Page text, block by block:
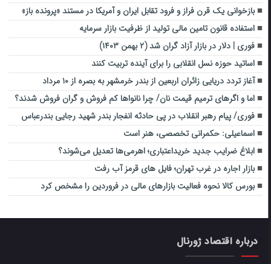
بازخوانی یک قرن فراز و فرود تقابل ایران و آمریکا در مستند «پرونده باز»
استفاده قانون تامین مالی تولید از ظرفیت بازار سرمایه
فوری | دلار در بازار آزاد گران شد (۲ بهمن ۱۴۰۳)
اساتید حوزه نسل انقلابی را برای آینده تربیت کنند
آغاز تردد دریایی زائران اربعین از بندر خرمشهر به بصره از ۱۰ مرداد
اما و اگرهای ترمیم قیمت نان/ چرا نانواها کم فروش و گران فروش شدند؟
فوری/ پیام رهبر انقلاب در پی حادثه انفجار بندر شهید رجایی بندرعباس
اسماعیلی: حکمرانی تخصصی، هنر است
ابلاغ ضرایب جدید خریداعتباری؛ اهرمی‌ها تعدیل می‌شوند؟
بازار اجاره در غرب تهران؛ فایل های قرمز آب رفت
بورس کالا نحوه فعالیت بازارهای مالی در فروردین را مشخص کرد
درباره اقتصاد ژورنال